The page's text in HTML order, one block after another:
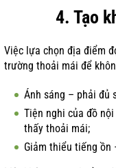
4. Tạo
Việc lựa chọn địa điểm
trường thoải mái để
Ánh sáng – phải đủ
Tiện nghi của đồ
thấy thoải mái;
Giảm thiểu tiếng ồn